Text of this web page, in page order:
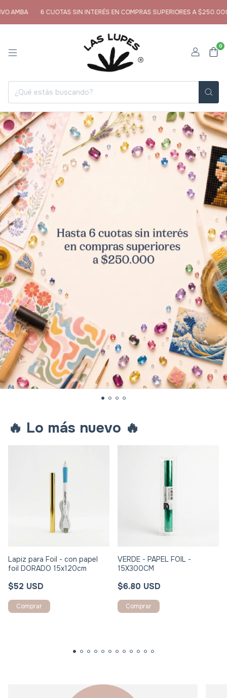
6 CUOTAS SIN INTERÉS EN COMPRAS SUPERIORES A $250.000
0
🔥 Lo más nuevo 🔥
Lapiz para Foil - con papel
foil DORADO 15x120cm
$52 USD
VERDE - PAPEL FOIL -
15X300CM
$6.80 USD